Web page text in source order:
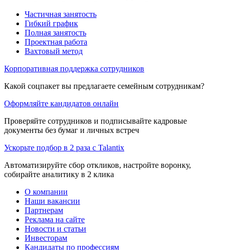
Частичная занятость
Гибкий график
Полная занятость
Проектная работа
Вахтовый метод
Корпоративная поддержка сотрудников
Какой соцпакет вы предлагаете семейным сотрудникам?
Оформляйте кандидатов онлайн
Проверяйте сотрудников и подписывайте кадровые
документы без бумаг и личных встреч
Ускорьте подбор в 2 раза с Talantix
Автоматизируйте сбор откликов, настройте воронку,
собирайте аналитику в 2 клика
О компании
Наши вакансии
Партнерам
Реклама на сайте
Новости и статьи
Инвесторам
Кандидаты по профессиям